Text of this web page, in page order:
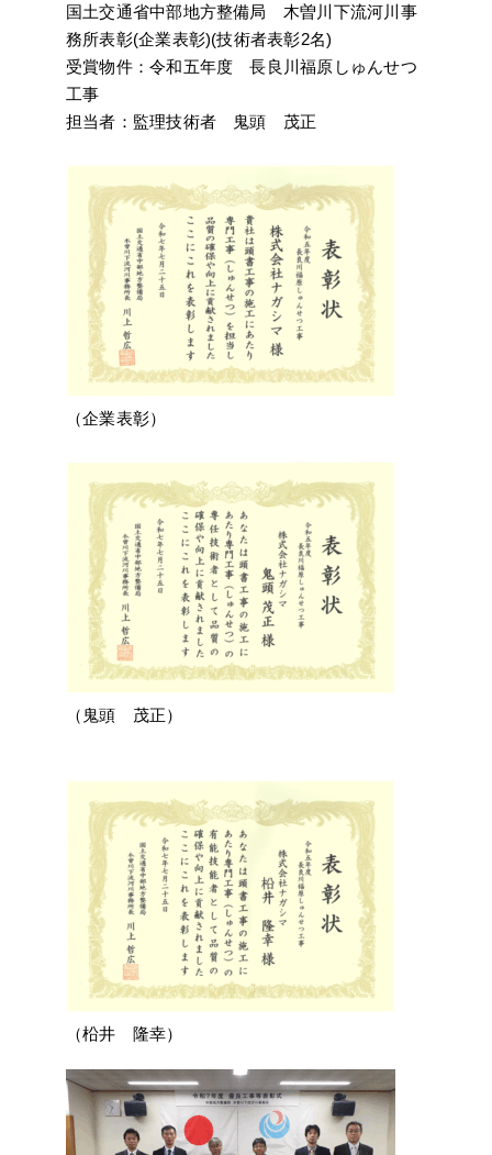
国土交通省中部地方整備局 木曽川下流河川事
務所表彰(企業表彰)(技術者表彰2名)
受賞物件：令和五年度 長良川福原しゅんせつ
工事
担当者：監理技術者 鬼頭 茂正
（企業表彰）
（鬼頭 茂正）
（柗井 隆幸）